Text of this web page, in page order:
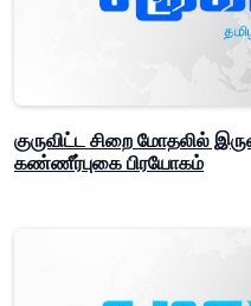
குருவிட்ட சிறை மோதலில்
கண்ணீர்புகை பிரயோகம்